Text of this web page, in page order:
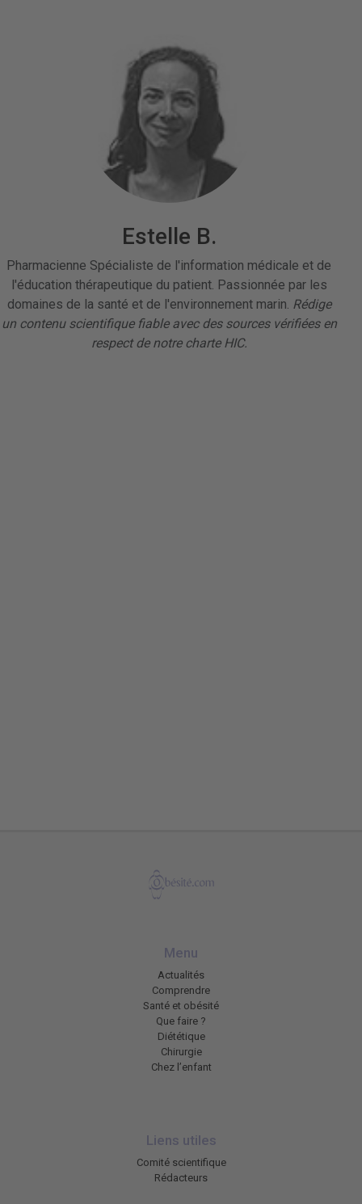
Estelle B.
Pharmacienne Spécialiste de l'information médicale et de
l'éducation thérapeutique du patient. Passionnée par les
domaines de la santé et de l'environnement marin. Rédige
un contenu scientifique fiable avec des sources vérifiées en
respect de notre charte HIC.
Menu
Actualités
Comprendre
Santé et obésité
Que faire ?
Diététique
Chirurgie
Chez l’enfant
Liens utiles
Comité scientifique
Rédacteurs